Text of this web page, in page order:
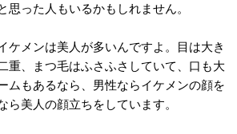
思った人もいるかもしれません。
ケメンは美人が多いんですよ。目は大き
重、まつ毛はふさふさしていて、口も大
ムもあるなら、男性ならイケメンの顔を
ら美人の顔立ちをしています。